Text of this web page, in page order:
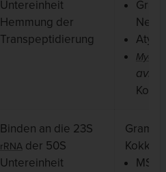
Untereinheit
Hemmung der
Transpeptidierung
Binden an die 23S
rRNA der 50S
Untereinheit
Gram-
Kokken:
MSSA